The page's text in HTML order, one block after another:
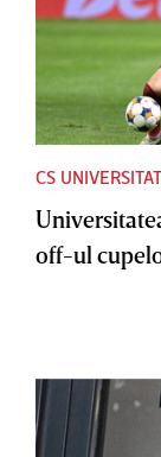
CS
off-ul